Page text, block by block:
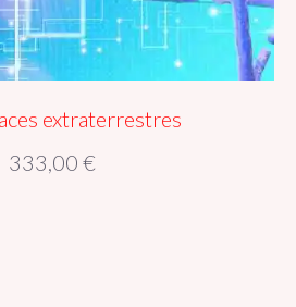
extraterrestres
333,00 €